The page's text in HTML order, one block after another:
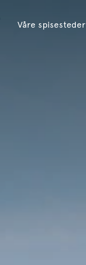
Våre spisesteder